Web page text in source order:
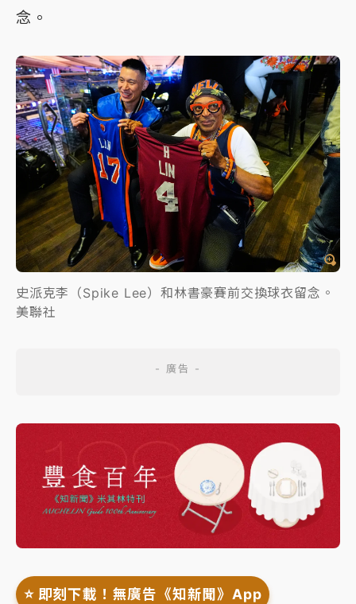
念。
史派克李（Spike Lee）和林書豪賽前交換球衣留念。
美聯社
⭐️ 即刻下載！無廣告《知新聞》App